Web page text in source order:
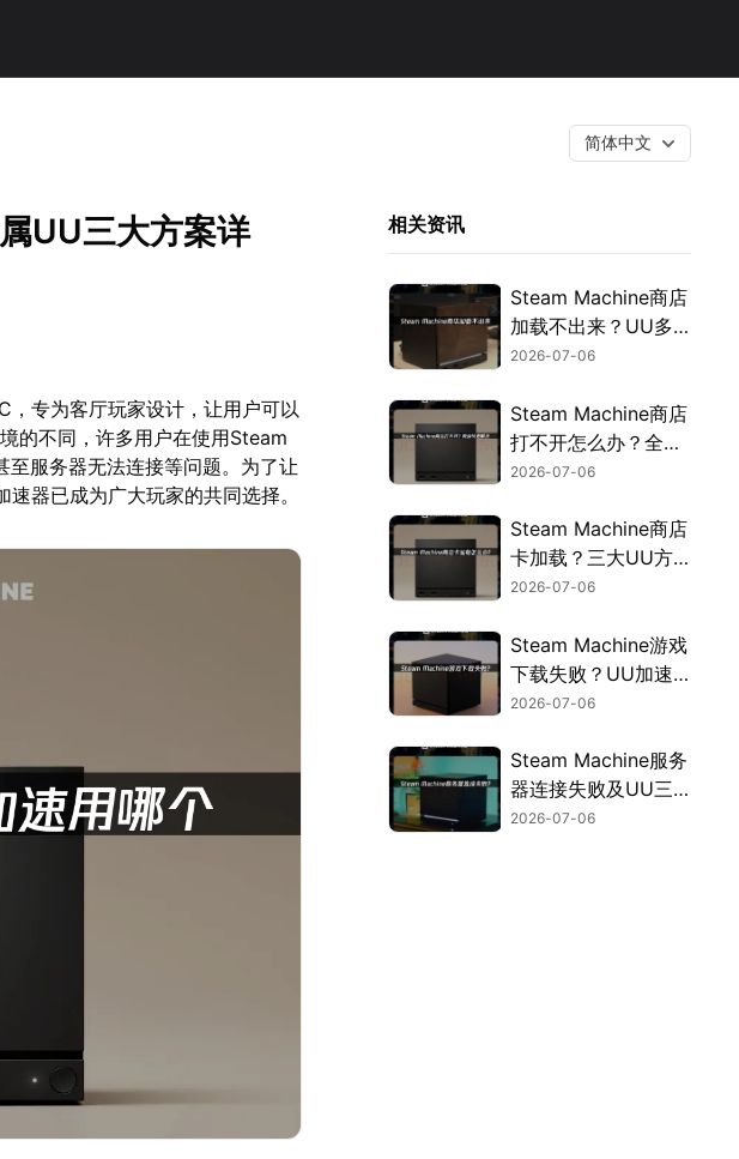
简体中文
UU三大方案详
专为客厅玩家设计，让用户可以
的不同，许多用户在使用Steam
服务器无法连接等问题。为了让
器已成为广大玩家的共同选择。
相关资讯
Steam Machine商店
加载不出来？UU多
方案根治！
2026-07-06
Steam Machine商店
打不开怎么办？全原
因排查及解决方法汇
2026-07-06
Steam Machine商店
卡加载？三大UU方
案彻底优化！
2026-07-06
Steam Machine游戏
下载失败？UU加速
一步搞定！
2026-07-06
Steam Machine服务
器连接失败及UU三
大方案详解！
2026-07-06